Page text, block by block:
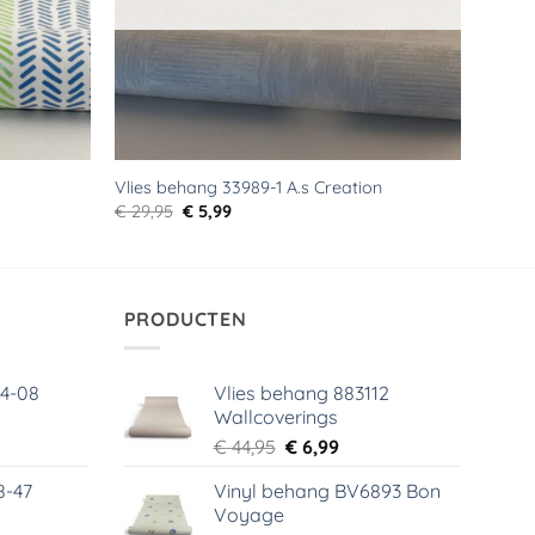
Vlies behang 33989-1 A.s Creation
€29,95 Oorspronkelijke
prijs
€ 5,99Huidige
08
47
PRODUCTEN
Vlies behang 883112
Wallcoverings
€44,95 Oorspronkelijke
was:
€ 6,99Huidige
is:
Vinyl behang BV6893 Bon
Voyage